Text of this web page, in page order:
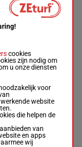
cookies
zijn nodig om
u onze diensten
voor
website
die helpen de
van
en apps
wij